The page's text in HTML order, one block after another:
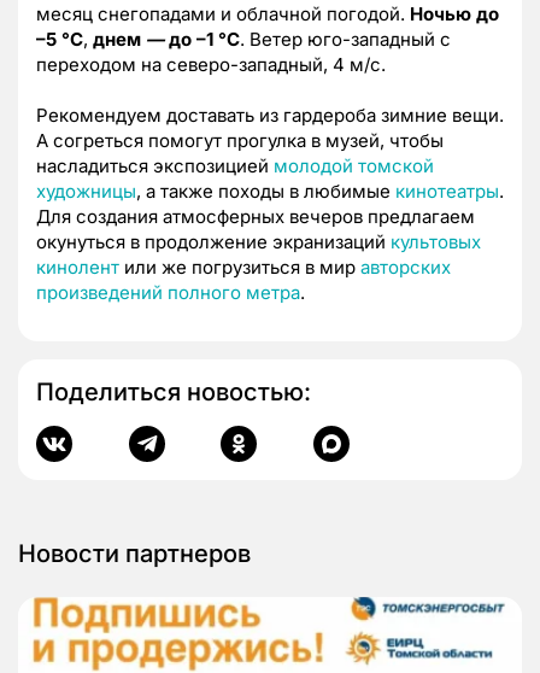
месяц снегопадами и облачной погодой. Ночью до
–5 °C, днем —до –1 °C. Ветер юго-западный с
переходом на северо-западный, 4 м/с.
Рекомендуем доставать из гардероба зимние вещи.
А согреться помогут прогулка в музей, чтобы
насладиться экспозицией молодой томской
художницы, а также походы в любимые кинотеатры.
Для создания атмосферных вечеров предлагаем
окунуться в продолжение экранизаций культовых
кинолент или же погрузиться в мир авторских
произведений полного метра.
Поделиться новостью:
Новости партнеров